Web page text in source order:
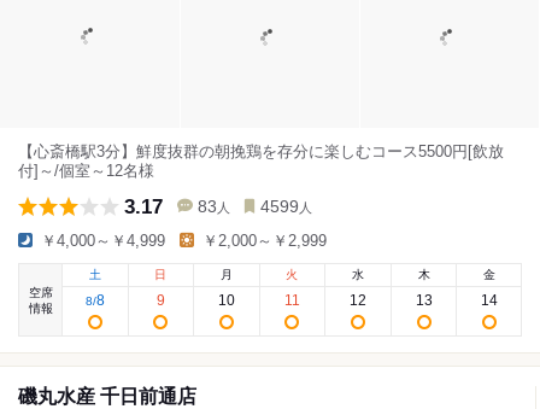
【心斎橋駅3分】鮮度抜群の朝挽鶏を存分に楽しむコース5500円[飲放
付]～/個室～12名様
3.17 83 人 4599 人
￥4,000～￥4,999 ￥2,000～￥2,999
空席
情報
土
8/8
日
9
月
10
火
11
水
12
木
13
金
14
磯丸水産 千日前通店